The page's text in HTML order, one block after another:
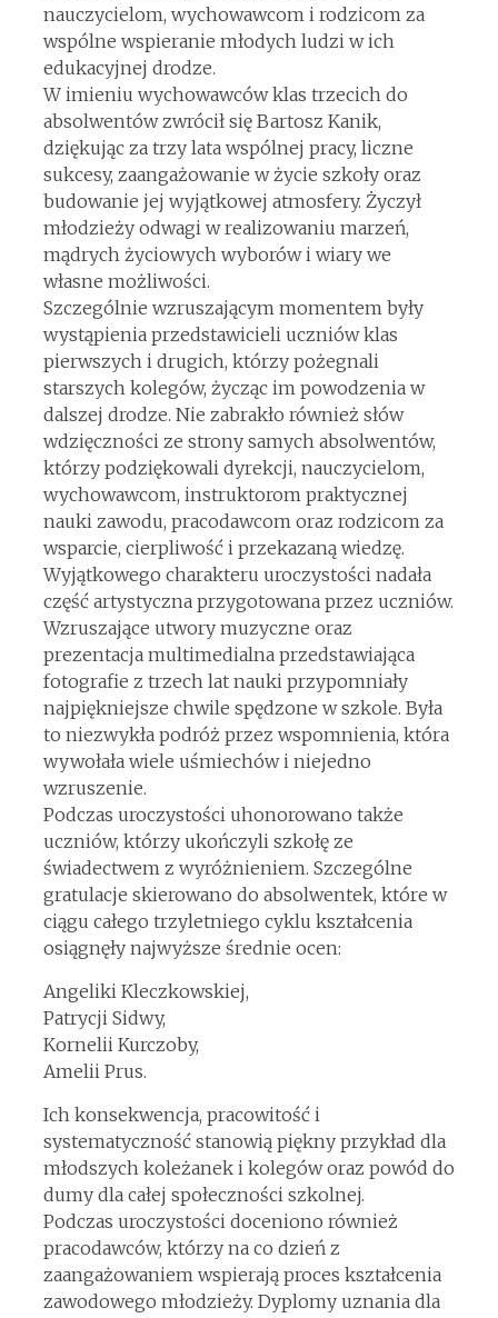
nauczycielom, wychowawcom i rodzicom za
wspólne wspieranie młodych ludzi w ich
edukacyjnej drodze.
W imieniu wychowawców klas trzecich do
absolwentów zwrócił się Bartosz Kanik,
dziękując za trzy lata wspólnej pracy, liczne
sukcesy, zaangażowanie w życie szkoły oraz
budowanie jej wyjątkowej atmosfery. Życzył
młodzieży odwagi w realizowaniu marzeń,
mądrych życiowych wyborów i wiary we
własne możliwości.
Szczególnie wzruszającym momentem były
wystąpienia przedstawicieli uczniów klas
pierwszych i drugich, którzy pożegnali
starszych kolegów, życząc im powodzenia w
dalszej drodze. Nie zabrakło również słów
wdzięczności ze strony samych absolwentów,
którzy podziękowali dyrekcji, nauczycielom,
wychowawcom, instruktorom praktycznej
nauki zawodu, pracodawcom oraz rodzicom za
wsparcie, cierpliwość i przekazaną wiedzę.
Wyjątkowego charakteru uroczystości nadała
część artystyczna przygotowana przez uczniów.
Wzruszające utwory muzyczne oraz
prezentacja multimedialna przedstawiająca
fotografie z trzech lat nauki przypomniały
najpiękniejsze chwile spędzone w szkole. Była
to niezwykła podróż przez wspomnienia, która
wywołała wiele uśmiechów i niejedno
wzruszenie.
Podczas uroczystości uhonorowano także
uczniów, którzy ukończyli szkołę ze
świadectwem z wyróżnieniem. Szczególne
gratulacje skierowano do absolwentek, które w
ciągu całego trzyletniego cyklu kształcenia
osiągnęły najwyższe średnie ocen:
Angeliki Kleczkowskiej,
Patrycji Sidwy,
Kornelii Kurczoby,
Amelii Prus.
Ich konsekwencja, pracowitość i
systematyczność stanowią piękny przykład dla
młodszych koleżanek i kolegów oraz powód do
dumy dla całej społeczności szkolnej.
Podczas uroczystości doceniono również
pracodawców, którzy na co dzień z
zaangażowaniem wspierają proces kształcenia
zawodowego młodzieży. Dyplomy uznania dla